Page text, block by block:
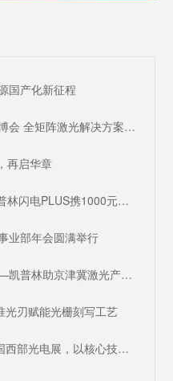
国产化新征程
凯普林亮剑2026慕尼黑光博会 全矩阵激光解决方案破解全球产业痛点
再启华章
23年，只为硬核宠你！凯普林闪电PLUS携1000元豪礼，引爆全场
业部年会圆满举行
乘协同东风 筑科创强基——凯普林助京津冀激光产业共兴
光刃赋能光栅刻写工艺
逐光出海！凯普林亮相美国西部光电展，以核心技术叩响国际大门